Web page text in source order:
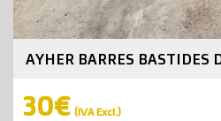
AYHER BARRES BASTIDES
30€ (IVA Excl.)